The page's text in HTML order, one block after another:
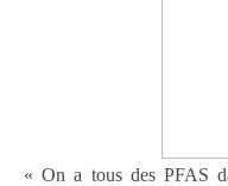
« On a tous des PFAS